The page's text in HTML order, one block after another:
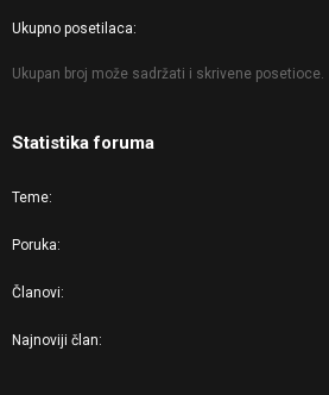
Ukupno posetilaca
Ukupan broj može sadržati i skrivene posetioce.
Statistika foruma
Teme
Poruka
Članovi
Najnoviji član